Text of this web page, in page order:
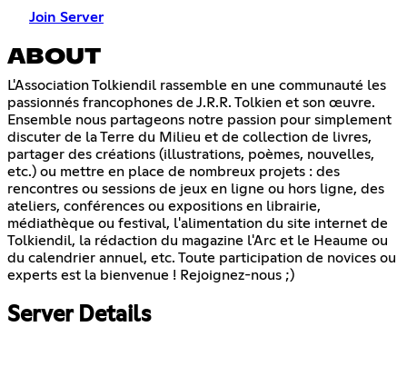
Join Server
ABOUT
L'Association Tolkiendil rassemble en une communauté les
passionnés francophones de J.R.R. Tolkien et son œuvre.
Ensemble nous partageons notre passion pour simplement
discuter de la Terre du Milieu et de collection de livres,
partager des créations (illustrations, poèmes, nouvelles,
etc.) ou mettre en place de nombreux projets : des
rencontres ou sessions de jeux en ligne ou hors ligne, des
ateliers, conférences ou expositions en librairie,
médiathèque ou festival, l'alimentation du site internet de
Tolkiendil, la rédaction du magazine l'Arc et le Heaume ou
du calendrier annuel, etc. Toute participation de novices ou
experts est la bienvenue ! Rejoignez-nous ;)
Server Details